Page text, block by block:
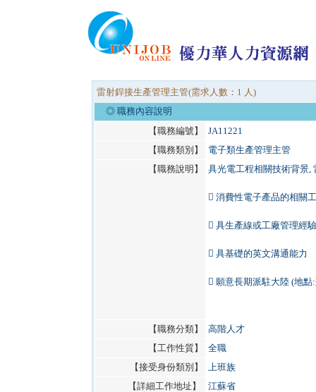
雷射銲接生產管理主管(需求人數：1 人)
◎ 職務內容說明
【職務編號】
JA11221
【職務類別】
電子類生產管理主管
【職務說明】
具光電工程相關技術背景,
 消費性電子產品的相關
 具生產線或工廠管理經驗
 具基礎的英文溝通能力
 願意長期派駐大陸 (地點
【職務分類】
高階人才
【工作性質】
全職
【接受身份類別】
上班族
【詳細工作地址】
江蘇省